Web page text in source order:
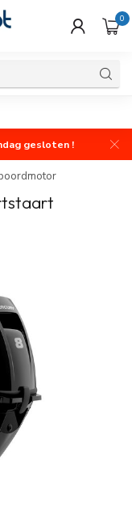
0
gesloten !